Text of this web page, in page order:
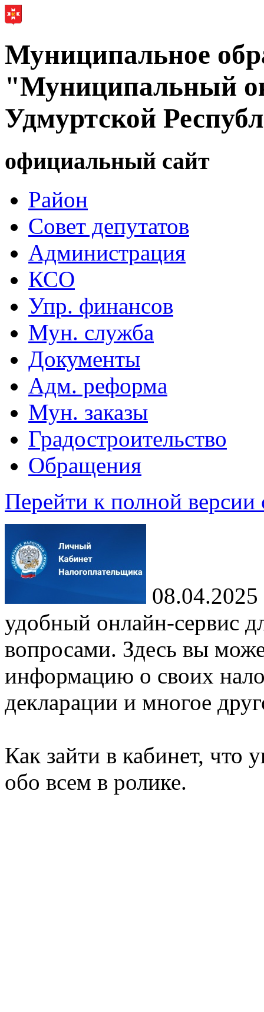
Муниципальное
"Муниципальный
Удмуртской
официальный сайт
Район
Совет депутатов
Администрация
КСО
Упр. финансов
Мун. служба
Документы
Адм. реформа
Мун. заказы
Градостроительство
Обращения
Перейти к полной версии
08.04.2025
удобный онлайн-сервис
вопросами. Здесь вы
информацию о своих
декларации и многое
Как зайти в кабинет, что
обо всем в ролике.